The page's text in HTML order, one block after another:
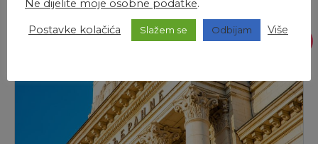
GARANTIRANO
Ne dijelite moje osobne podatke.
Postavke kolačića Slažem se Odbijam Više